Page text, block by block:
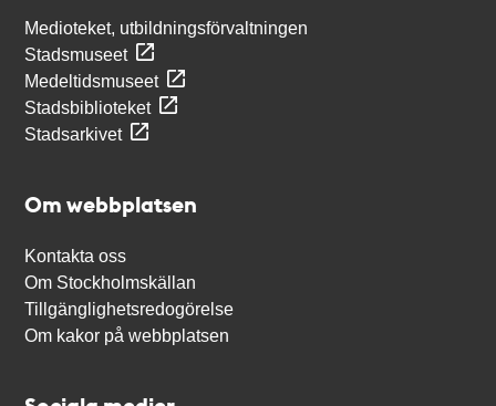
Medioteket, utbildningsförvaltningen
Stadsmuseet
Medeltidsmuseet
Stadsbiblioteket
Stadsarkivet
Om webbplatsen
Kontakta oss
Om Stockholmskällan
Tillgänglighetsredogörelse
Om kakor på webbplatsen